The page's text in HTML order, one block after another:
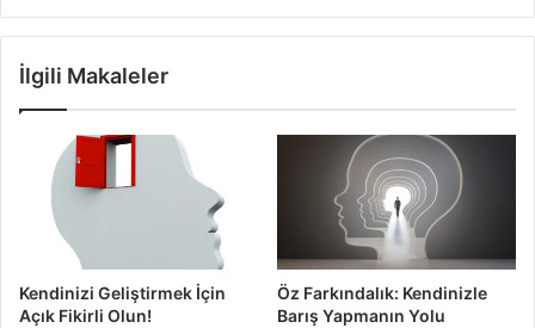
5-Yaşına Uygun İşler Verin
Çocuklarda sorumluluk duygusu oluşturma
diğer önemli noktalardan biri de çocuklara yaşlarına uygun
Çocuğunuza Sorumluluk Aşılamak
İlgili Makaleler
Kendinizi Geliştirmek İçin
Açık Fikirli Olun!
Öz Farkındalık: Kendinizle
Barış Yapmanın Yolu